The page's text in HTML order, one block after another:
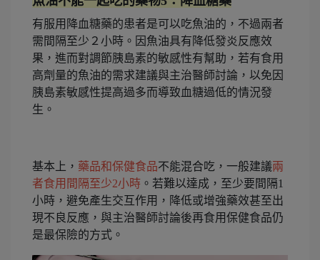
有服用降血糖藥的患者是可以吃魚油的，不過兩者
需間隔至少２小時。因魚油具有降低發炎反應效
果，進而對調節胰島素的敏感性有幫助，若有食用
高劑量的魚油的需求建議與主治醫師討論，以免因
胰島素敏感性提高過多而導致血糖過低的情況發
生。
基本上， 藥品和保健食品不能混合吃，一般建議兩
者食用間隔至少2小時 。若難以達成，至少要間隔1
小時，避免產生交互作用，降低或增強藥效甚至出
現不良反應，與主治醫師討論後再食用保健食品仍
是最保險的方式。